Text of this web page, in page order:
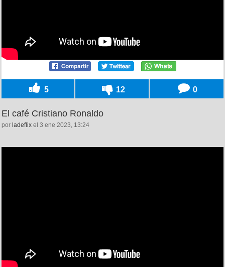
5 12 0
El café Cristiano Ronaldo
por ladeflix el 3 ene 2023, 13:24